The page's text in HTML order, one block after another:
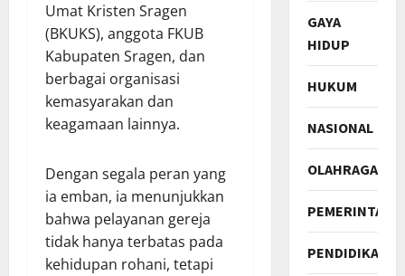
Umat Kristen Sragen
(BKUKS), anggota FKUB
Kabupaten Sragen, dan
berbagai organisasi
kemasyarakan dan
keagamaan lainnya.
Dengan segala peran yang
ia emban, ia menunjukkan
bahwa pelayanan gereja
tidak hanya terbatas pada
kehidupan rohani, tetapi
GAYA
HIDUP
HUKUM
NASIONAL
OLAHRAGA
PEMERINTAH
PENDIDIKAN